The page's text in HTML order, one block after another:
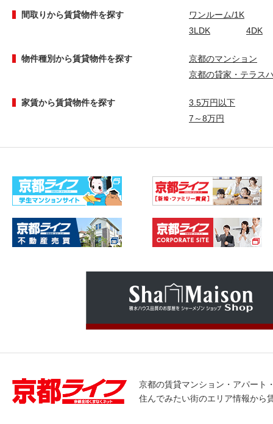
間取りから賃貸物件を探す
ワンルーム/1K
3LDK
4DK
物件種別から賃貸物件を探す
京都のマンション
京都の貸家・テラス
家賃から賃貸物件を探す
3.5万円以下
7～8万円
京都の賃貸マンション・アパート
住んでみたい街のエリア情報から